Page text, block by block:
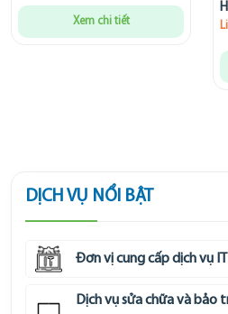
Xem chi tiết
DỊCH VỤ NỔI BẬT
Đơn vị cung cấp dịch vụ
Dịch vụ sửa chữa và